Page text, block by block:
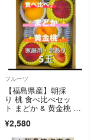
フルーツ
【福島県産】朝採
り 桃 食べ比べセッ
ト まどか & 黄金桃 ５
¥2,580